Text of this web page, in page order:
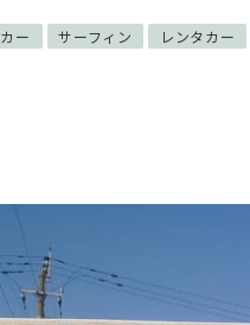
ー サーフィン レンタカー